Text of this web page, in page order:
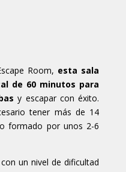
Room, esta sala
de 60 minutos para
y escapar con éxito.
tener más de 14
formado por unos 2-6
un nivel de dificultad